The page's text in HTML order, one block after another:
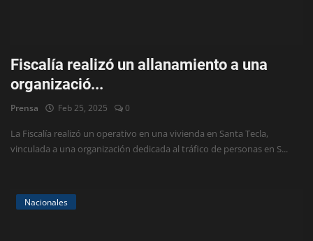
Fiscalía realizó un allanamiento a una
organizació...
Prensa Feb 25, 2025 0
La Fiscalía realizó un operativo en una vivienda en Santa Tecla,
vinculada a una organización dedicada al tráfico de personas en S...
Nacionales